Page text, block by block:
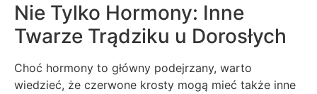
Nie Tylko Hormony: Inne
Twarze Trądziku u Dorosłych
Choć hormony to główny podejrzany, warto
wiedzieć, że czerwone krosty mogą mieć także inne